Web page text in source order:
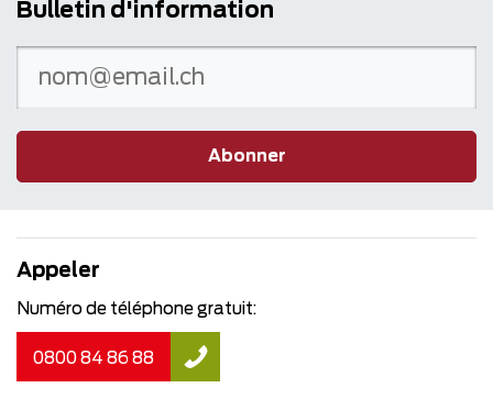
Bulletin d'information
Abonner
Appeler
Numéro de téléphone gratuit:
0800 84 86 88